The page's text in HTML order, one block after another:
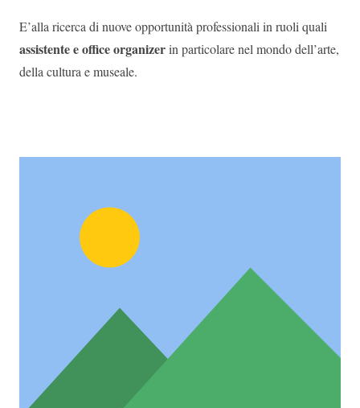
E’alla ricerca di nuove opportunità professionali in ruoli quali
assistente e office organizerin particolare nel mondo dell’arte,
della cultura e museale.